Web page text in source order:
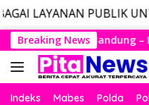
UNTUK
Langsung
ke
konten
Breaking News
Resmi Mengudara,
Indeks Mabes Polda